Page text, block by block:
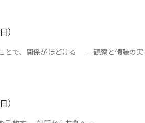
）
とで、関係がほどける ― 観察と傾聴の実
）